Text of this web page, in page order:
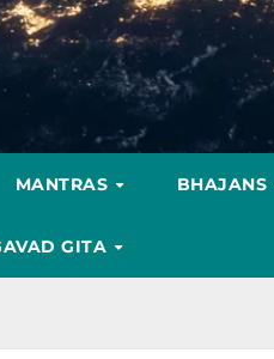
MANTRAS BHAJANS
GITA